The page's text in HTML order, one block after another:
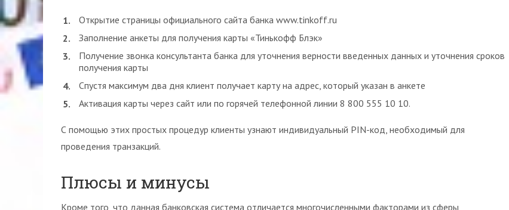
Открытие страницы официального сайта банка www.tinkoff.ru
Заполнение анкеты для получения карты «Тинькофф Блэк»
Получение звонка консультанта банка для уточнения верности введенных данных и уточнения сроков
получения карты
Спустя максимум два дня клиент получает карту на адрес, который указан в анкете
Активация карты через сайт или по горячей телефонной линии 8 800 555 10 10.
С помощью этих простых процедур клиенты узнают индивидуальный PIN-код, необходимый для
проведения транзакций.
Плюсы и минусы
Кроме того, что данная банковская система отличается многочисленными факторами из сферы